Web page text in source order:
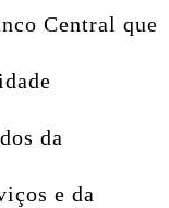
Central que
da
e da